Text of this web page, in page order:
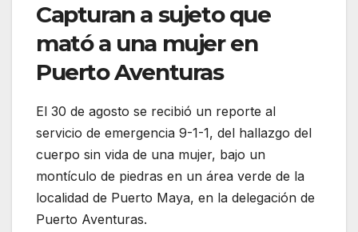
Capturan a sujeto que
mató a una mujer en
Puerto Aventuras
El 30 de agosto se recibió un reporte al
servicio de emergencia 9-1-1, del hallazgo del
cuerpo sin vida de una mujer, bajo un
montículo de piedras en un área verde de la
localidad de Puerto Maya, en la delegación de
Puerto Aventuras.